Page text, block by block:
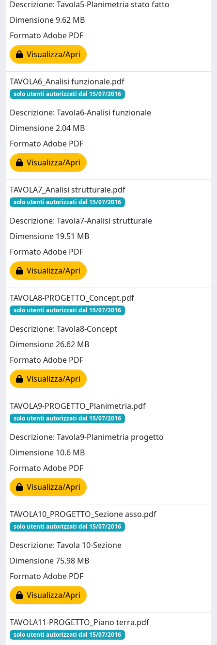
Descrizione: Tavola5-Planimetria stato fatto
Dimensione 9.62 MB
Formato Adobe PDF
Visualizza/Apri
TAVOLA6_Analisi funzionale.pdf
solo utenti autorizzati dal 15/07/2016
Descrizione: Tavola6-Analisi funzionale
Dimensione 2.04 MB
Formato Adobe PDF
Visualizza/Apri
TAVOLA7_Analisi strutturale.pdf
solo utenti autorizzati dal 15/07/2016
Descrizione: Tavola7-Analisi strutturale
Dimensione 19.51 MB
Formato Adobe PDF
Visualizza/Apri
TAVOLA8-PROGETTO_Concept.pdf
solo utenti autorizzati dal 15/07/2016
Descrizione: Tavola8-Concept
Dimensione 26.62 MB
Formato Adobe PDF
Visualizza/Apri
TAVOLA9-PROGETTO_Planimetria.pdf
solo utenti autorizzati dal 15/07/2016
Descrizione: Tavola9-Planimetria progetto
Dimensione 10.6 MB
Formato Adobe PDF
Visualizza/Apri
TAVOLA10_PROGETTO_Sezione asso.pdf
solo utenti autorizzati dal 15/07/2016
Descrizione: Tavola 10-Sezione
Dimensione 75.98 MB
Formato Adobe PDF
Visualizza/Apri
TAVOLA11-PROGETTO_Piano terra.pdf
solo utenti autorizzati dal 15/07/2016